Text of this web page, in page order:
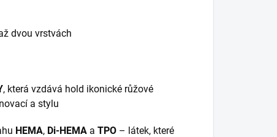
dvou vrstvách
, která vzdává hold ikonické růžové
a stylu
HEMA, Di-HEMA a TPO – látek, které